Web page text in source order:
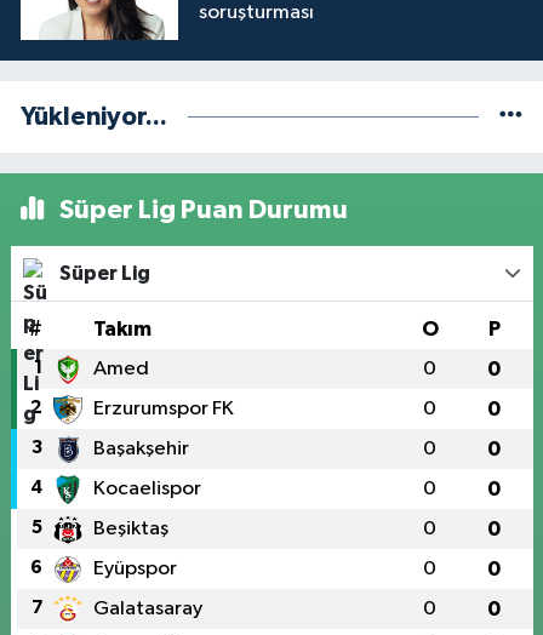
soruşturması
Yükleniyor...
Süper Lig Puan Durumu
Süper Lig
# Takım O P
1 Amed 0 0
2 Erzurumspor FK 0 0
3 Başakşehir 0 0
4 Kocaelispor 0 0
5 Beşiktaş 0 0
6 Eyüpspor 0 0
7 Galatasaray 0 0